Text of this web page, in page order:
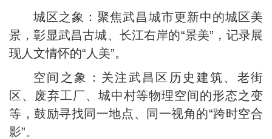
城区之象：聚焦武昌城市更新中的城区美
景，彰显武昌古城、长江右岸的“景美”，记录展
现人文情怀的“人美”。
空间之象：关注武昌区历史建筑、老街
区、废弃工厂、城中村等物理空间的形态之变
等，鼓励寻找同一地点、同一视角的“跨时空合
影”。